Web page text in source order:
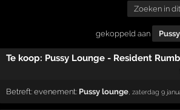
Zoeken in
gekoppeld aan
Te koop: Pussy Lounge - Resident
Betreft:evenement: Pussy lounge ,zaterdag 9